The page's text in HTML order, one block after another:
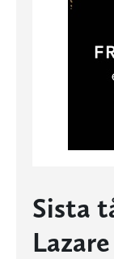
Sista
Lazare